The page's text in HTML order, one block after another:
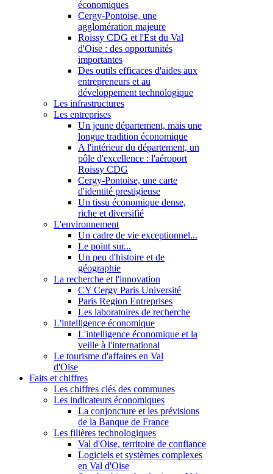
économiques
Cergy-Pontoise, une
agglomération majeure
Roissy CDG et l'Est du Val
d'Oise : des opportunités
importantes
Des outils efficaces d'aides aux
entrepreneurs et au
développement technologique
Les infrastructures
Les entreprises
Un jeune département, mais une
longue tradition économique
A l'intérieur du département, un
pôle d'excellence : l'aéroport
Roissy CDG
Cergy-Pontoise, une carte
d'identité prestigieuse
Un tissu économique dense,
riche et diversifié
L'environnement
Un cadre de vie exceptionnel...
Le point sur...
Un peu d'histoire et de
géographie
La recherche et l'innovation
CY Cergy Paris Université
Paris Region Entreprises
Les laboratoires de recherche
L'intelligence économique
L'intelligence économique et la
veille à l'international
Le tourisme d'affaires en Val
d'Oise
Faits et chiffres
Les chiffres clés des communes
Les indicateurs économiques
La conjoncture et les prévisions
de la Banque de France
Les filières technologiques
Val d'Oise, territoire de confiance
Logiciels et systèmes complexes
en Val d'Oise